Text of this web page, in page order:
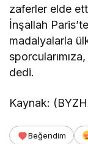
zaferler elde
İnşallah
madalyalarla
dedi.
Kaynak:
Beğendim